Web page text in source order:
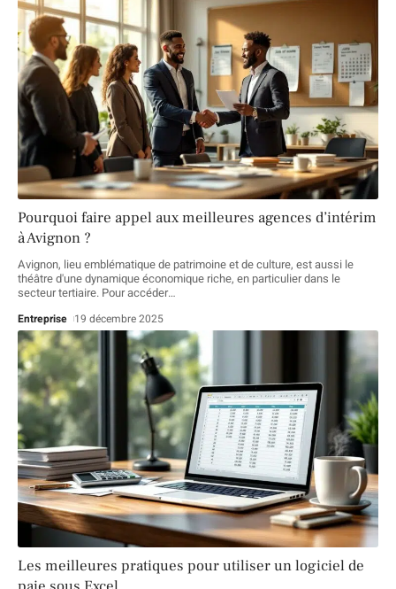
Pourquoi faire appel aux meilleures agences d’intérim
à Avignon ?
Avignon, lieu emblématique de patrimoine et de culture, est aussi le
théâtre d'une dynamique économique riche, en particulier dans le
secteur tertiaire. Pour accéder…
Entreprise 19 décembre 2025
Les meilleures pratiques pour utiliser un logiciel de